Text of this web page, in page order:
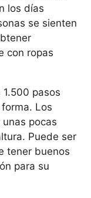
los días
se sienten
con ropas
pasos
Los
pocas
Puede ser
tener buenos
para su